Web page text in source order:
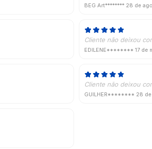
BEG Art******** 28 de
Cliente não deixou
EDILENE******** 17 de
Cliente não deixou
GUILHER******** 28